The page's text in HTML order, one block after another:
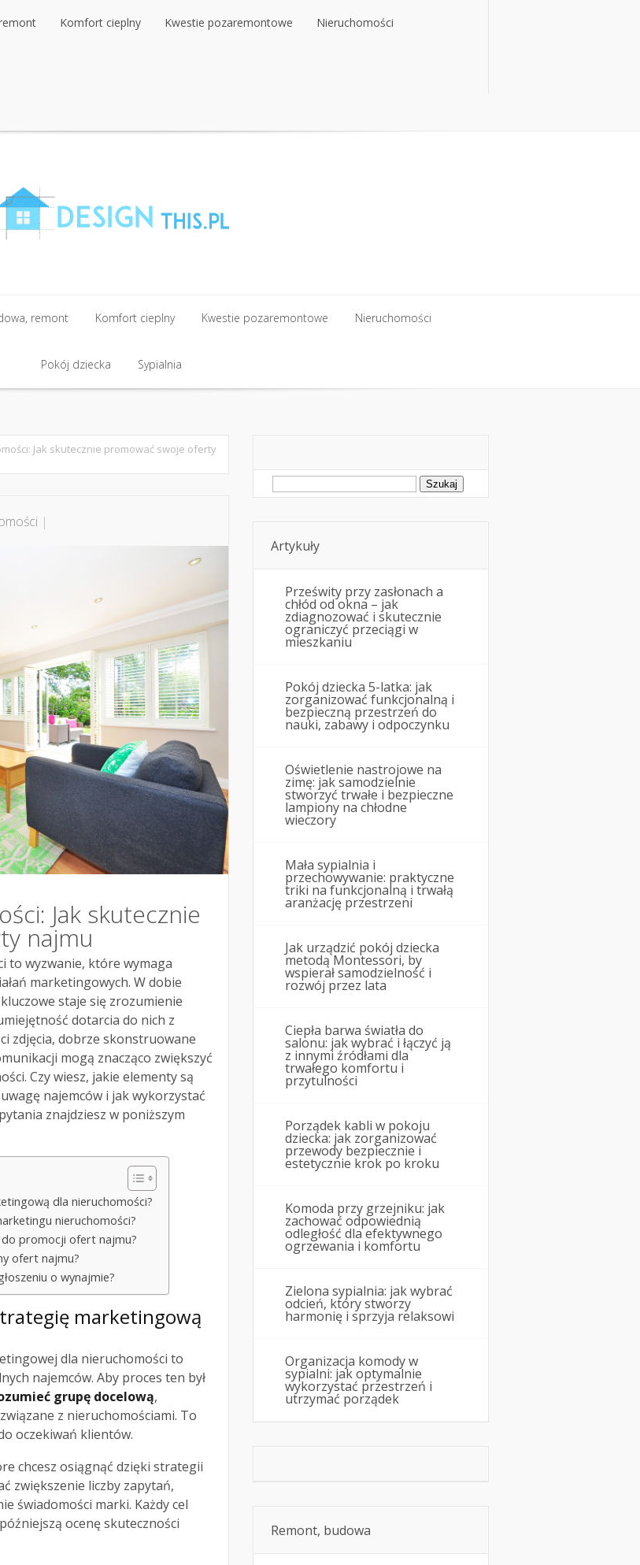
Komfort cieplny Kwestie pozaremontowe Nieruchomości
remont
remont
Komfort cieplny
Komfort cieplny
Kwestie pozaremontowe Nieruchomości
Pokój dziecka Sypialnia
Jak skutecznie promować swoje oferty
|
Jak skutecznie
najmu
to wyzwanie, które wymaga
marketingowych. W dobie
staje się zrozumienie
dotarcia do nich z
zdjęcia, dobrze skonstruowane
mogą znacząco zwiększyć
Czy wiesz, jakie elementy są
najemców i jak wykorzystać
znajdziesz w poniższym
dla nieruchomości?
nieruchomości?
do promocji ofert najmu?
ofert najmu?
o wynajmie?
marketingową
dla nieruchomości to
najemców. Aby proces ten był
grupę docelową,
z nieruchomościami. To
oczekiwań klientów.
chcesz osiągnąć dzięki strategii
zwiększenie liczby zapytań,
świadomości marki. Każdy cel
ocenę skuteczności
Szukaj:
Artykuły
Prześwity przy zasłonach a
chłód od okna – jak
zdiagnozować i skutecznie
ograniczyć przeciągi w
mieszkaniu
Pokój dziecka 5-latka: jak
zorganizować funkcjonalną i
bezpieczną przestrzeń do
nauki, zabawy i odpoczynku
Oświetlenie nastrojowe na
zimę: jak samodzielnie
stworzyć trwałe i bezpieczne
lampiony na chłodne
wieczory
Mała sypialnia i
przechowywanie: praktyczne
triki na funkcjonalną i trwałą
aranżację przestrzeni
Jak urządzić pokój dziecka
metodą Montessori, by
wspierał samodzielność i
rozwój przez lata
Ciepła barwa światła do
salonu: jak wybrać i łączyć ją
z innymi źródłami dla
trwałego komfortu i
przytulności
Porządek kabli w pokoju
dziecka: jak zorganizować
przewody bezpiecznie i
estetycznie krok po kroku
Komoda przy grzejniku: jak
zachować odpowiednią
odległość dla efektywnego
ogrzewania i komfortu
Zielona sypialnia: jak wybrać
odcień, który stworzy
harmonię i sprzyja relaksowi
Organizacja komody w
sypialni: jak optymalnie
wykorzystać przestrzeń i
utrzymać porządek
Remont, budowa